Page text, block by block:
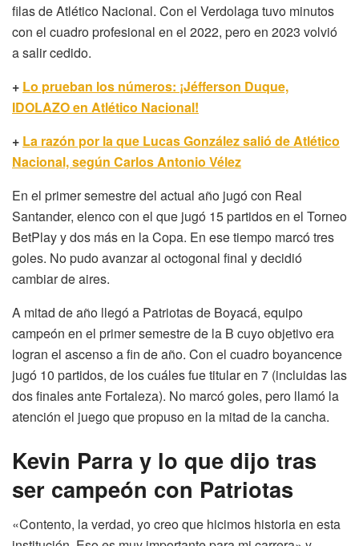
filas de Atlético Nacional. Con el Verdolaga tuvo minutos
con el cuadro profesional en el 2022, pero en 2023 volvió
a salir cedido.
+ Lo prueban los números: ¡Jéfferson Duque,
IDOLAZO en Atlético Nacional!
+ La razón por la que Lucas González salió de Atlético
Nacional, según Carlos Antonio Vélez
En el primer semestre del actual año jugó con Real
Santander, elenco con el que jugó 15 partidos en el Torneo
BetPlay y dos más en la Copa. En ese tiempo marcó tres
goles. No pudo avanzar al octogonal final y decidió
cambiar de aires.
A mitad de año llegó a Patriotas de Boyacá, equipo
campeón en el primer semestre de la B cuyo objetivo era
logran el ascenso a fin de año. Con el cuadro boyancence
jugó 10 partidos, de los cuáles fue titular en 7 (incluidas las
dos finales ante Fortaleza). No marcó goles, pero llamó la
atención el juego que propuso en la mitad de la cancha.
Kevin Parra y lo que dijo tras
ser campeón con Patriotas
«Contento, la verdad, yo creo que hicimos historia en esta